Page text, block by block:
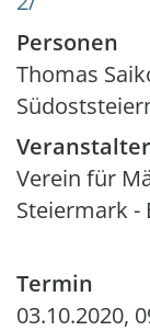
Personen
Thomas
Verein für
Steiermark -
Termin
03.10.2020,